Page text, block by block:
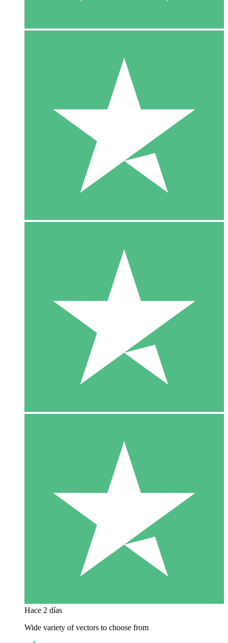
Hace 2 días
Wide variety of vectors to choose from